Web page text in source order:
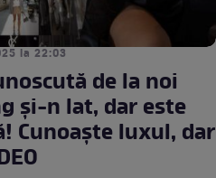
la 22:03
de la noi
şi-n lat, dar este
Cunoaşte luxul, dar